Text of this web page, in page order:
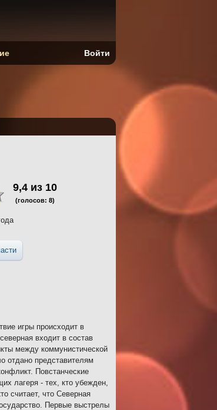
9,4 из 10
(голосов: 8)
игры происходит в
входит в состав
между коммунистической
отдано представителям
Повстанческие
лагеря - тех, кто убежден,
считает, что Северная
Первые выстрелы
Войти